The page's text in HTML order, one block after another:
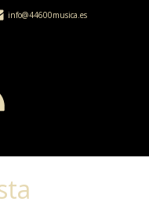
info@44600musica.es